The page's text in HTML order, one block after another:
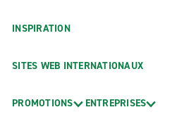
INSPIRATION
SITES WEB INTERNATIONAUX
PROMOTIONS ENTREPRISES